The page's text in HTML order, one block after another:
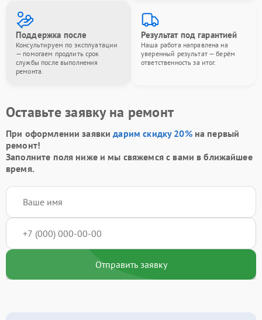
Поддержка после
Консультируем по эксплуатации
— помогаем продлить срок
службы после выполнения
ремонта.
Результат под гарантией
Наша работа направлена на
уверенный результат — берём
ответственность за итог.
Оставьте заявку на ремонт
При оформлении заявкидарим скидку 20%на первый
ремонт!
Заполните поля ниже и мы свяжемся с вами в ближайшее
время.
Отправить заявку